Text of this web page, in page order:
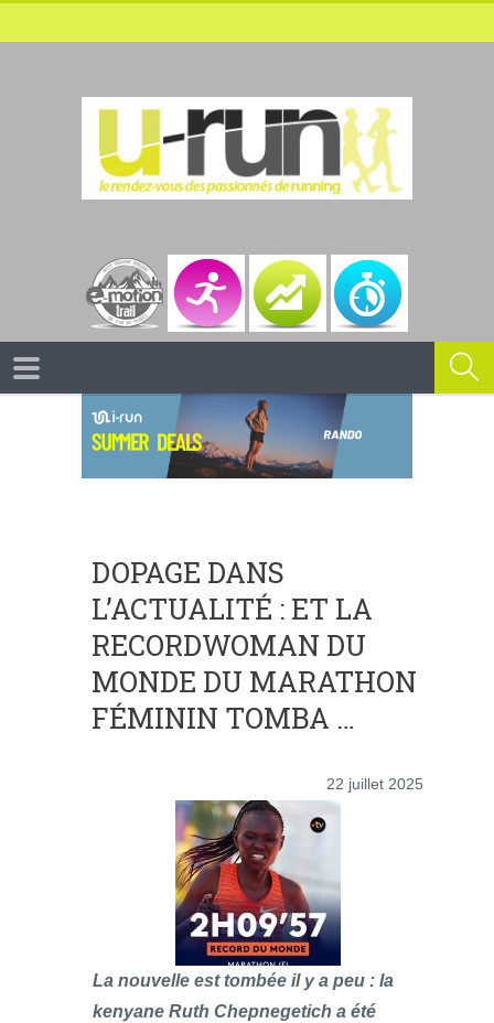
DOPAGE DANS
L’ACTUALITÉ : ET LA
RECORDWOMAN DU
MONDE DU MARATHON
FÉMININ TOMBA …
22 juillet 2025
La nouvelle est tombée il y a peu : la
kenyane Ruth Chepnegetich a été